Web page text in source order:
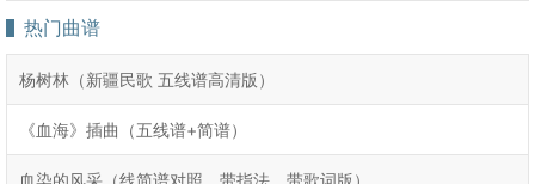
热门曲谱
杨树林（新疆民歌 五线谱高清版）
《血海》插曲（五线谱+简谱）